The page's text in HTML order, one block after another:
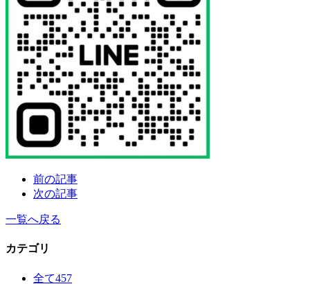
前の記事
次の記事
一覧へ戻る
カテゴリ
全て457